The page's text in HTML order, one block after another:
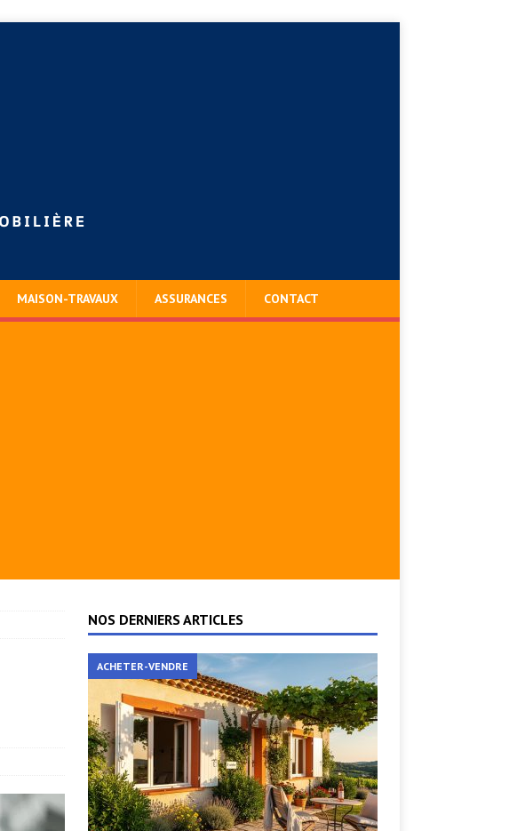
MAISON-TRAVAUX ASSURANCES CONTACT
NOS DERNIERS ARTICLES
ACHETER-VENDRE